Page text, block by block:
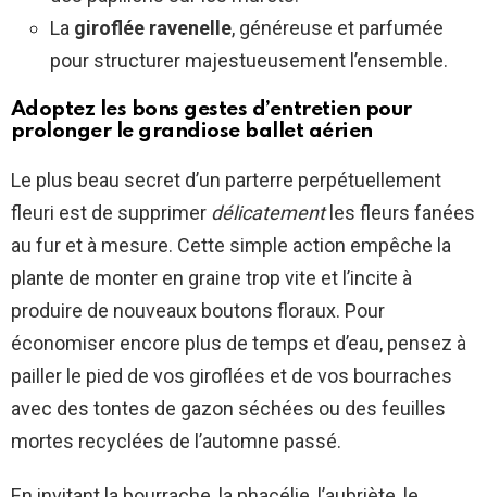
La giroflée ravenelle, généreuse et parfumée
pour structurer majestueusement l’ensemble.
Adoptez les bons gestes d’entretien pour
prolonger le grandiose ballet aérien
Le plus beau secret d’un parterre perpétuellement
fleuri est de supprimer délicatementles fleurs fanées
au fur et à mesure. Cette simple action empêche la
plante de monter en graine trop vite et l’incite à
produire de nouveaux boutons floraux. Pour
économiser encore plus de temps et d’eau, pensez à
pailler le pied de vos giroflées et de vos bourraches
avec des tontes de gazon séchées ou des feuilles
mortes recyclées de l’automne passé.